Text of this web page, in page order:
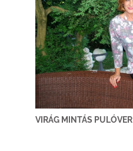
VIRÁG MINTÁS PULÓVER